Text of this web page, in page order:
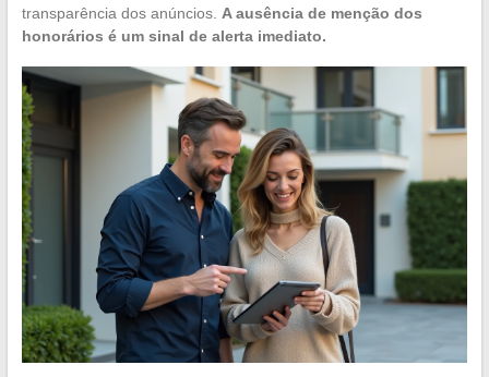
transparência dos anúncios. A ausência de menção dos
honorários é um sinal de alerta imediato.